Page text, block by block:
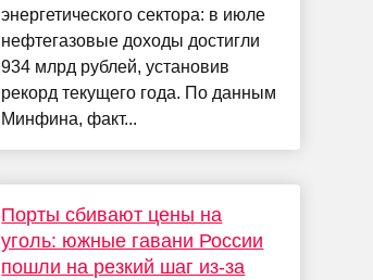
энергетического сектора: в июле
нефтегазовые доходы достигли
934 млрд рублей, установив
рекорд текущего года. По данным
Минфина, факт...
Порты сбивают цены на
уголь: южные гавани России
пошли на резкий шаг из-за